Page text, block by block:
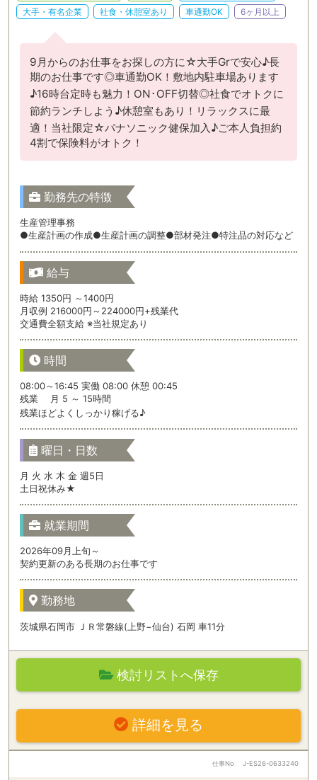
大手・有名企業
社食・休憩室あり 車通勤OK 6ヶ月以上
9月からのお仕事をお探しの方に☆大手Grで安心♪長
期のお仕事です◎車通勤OK！敷地内駐車場あります
♪16時台定時も魅力！ON･OFF切替◎社食でオトクに
節約ランチしよう♪休憩室もあり！リラックスに最
適！当社限定☆パナソニック健保加入♪ご本人負担約
4割で保険料がオトク！
勤務先の特徴
生産管理事務
●生産計画の作成●生産計画の調整●部材発注●特注品の対応など
給与
時給 1350円 ～1400円
月収例 216000円～224000円+残業代
交通費全額支給 ※当社規定あり
時間
08:00～16:45 実働 08:00 休憩 00:45
残業 月 5 ～ 15時間
残業ほどよくしっかり稼げる♪
曜日・日数
月 火 水 木 金 週5日
土日祝休み★
就業期間
2026年09月上旬～
契約更新のある長期のお仕事です
勤務地
茨城県石岡市 ＪＲ常磐線(上野−仙台) 石岡 車11分
検討リストへ保存
詳細を見る
仕事No J-ES26-0633240